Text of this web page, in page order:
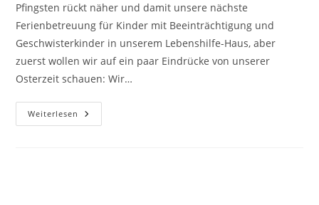
Pfingsten rückt näher und damit unsere nächste
Ferienbetreuung für Kinder mit Beeinträchtigung und
Geschwisterkinder in unserem Lebenshilfe-Haus, aber
zuerst wollen wir auf ein paar Eindrücke von unserer
Osterzeit schauen: Wir…
Weiterlesen Eindruck
Ferienbetreuung